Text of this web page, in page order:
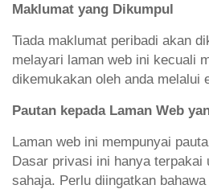
Maklumat yang Dikumpul
Tiada maklumat peribadi akan
melayari laman web ini kecuali
dikemukakan oleh anda melalui
Pautan kepada Laman Web
Laman web ini mempunyai
Dasar privasi ini hanya terpakai
sahaja. Perlu diingatkan